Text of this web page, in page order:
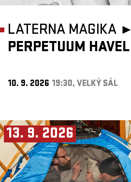
LATERNA MAGIKA ►
PERPETUUM HAVEL
10. 9. 2026 19:30, VELKÝ SÁL
13. 9. 2026